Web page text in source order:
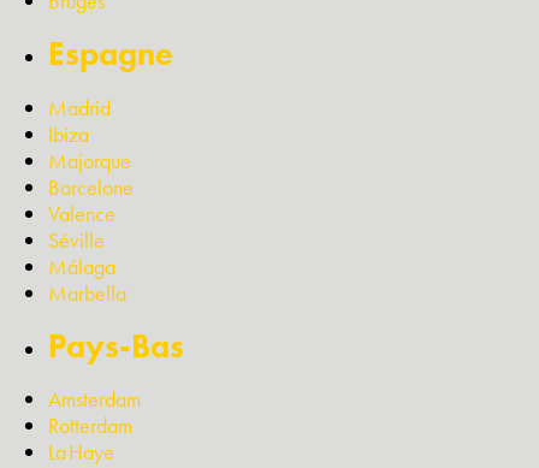
Espagne
Madrid
Ibiza
Majorque
Barcelone
Valence
Séville
Málaga
Marbella
Pays-Bas
Amsterdam
Rotterdam
La Haye